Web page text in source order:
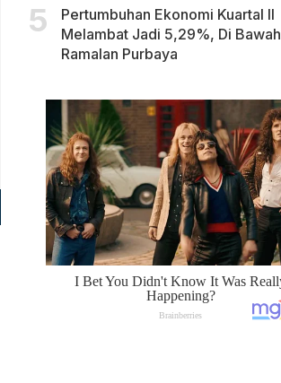
Pertumbuhan Ekonomi Kuartal II
Melambat Jadi 5,29%, Di Bawah
Ramalan Purbaya